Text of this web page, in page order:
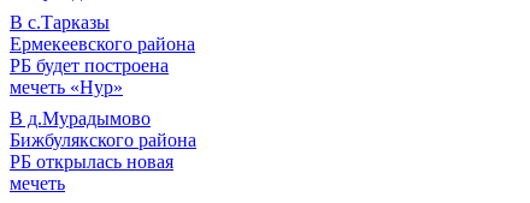
В с.Тарказы
Ермекеевского района
РБ будет построена
мечеть «Нур»
В д.Мурадымово
Бижбулякского района
РБ открылась новая
мечеть